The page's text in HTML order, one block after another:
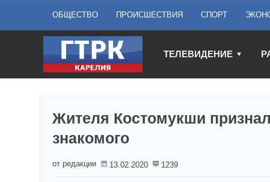
ОБЩЕСТВО ПРОИСШЕСТВИЯ СПОРТ
ТЕЛЕВИДЕНИЕ
Жителя Костомукши
знакомого
от редакции 13.02.2020 1239